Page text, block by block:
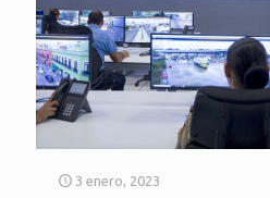
3 enero, 2023